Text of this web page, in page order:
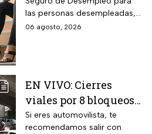
CDMX que da 3 mil
566 pesos
las personas desempleadas,
así que si perdiste tu trabajo
06 agosto, 2026
EN VIVO: Cierres
viales por 8 bloqueos
en CDMX hoy
Si eres automovilista, te
recomendamos salir con